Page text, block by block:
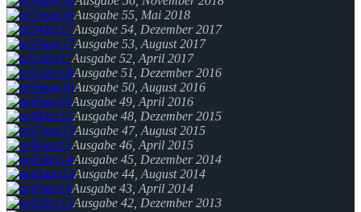
Ausgabe 55, Mai 2018
Ausgabe 54, Dezember 2017
Ausgabe 53, August 2017
Ausgabe 52, April 2017
Ausgabe 51, Dezember 2016
Ausgabe 50, August 2016
Ausgabe 49, April 2016
Ausgabe 48, Dezember 2015
Ausgabe 47, August 2015
Ausgabe 46, April 2015
Ausgabe 45, Dezember 2014
Ausgabe 44, August 2014
Ausgabe 43, April 2014
Ausgabe 42, Dezember 2013